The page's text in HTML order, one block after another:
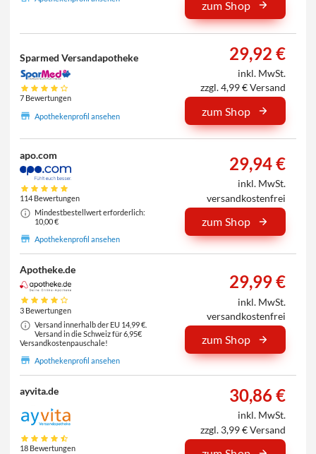
zum Shop
Sparmed Versandapotheke
7 Bewertungen
Apothekenprofil ansehen
29,92 €
inkl. MwSt.
zzgl. 4,99 € Versand
zum Shop
apo.com
114 Bewertungen
Mindestbestellwert erforderlich:
10,00 €
Apothekenprofil ansehen
29,94 €
inkl. MwSt.
versandkostenfrei
zum Shop
Apotheke.de
3 Bewertungen
Versand innerhalb der EU 14,99 €.
Versand in die Schweiz für 6,95€
Versandkostenpauschale!
Apothekenprofil ansehen
29,99 €
inkl. MwSt.
versandkostenfrei
zum Shop
ayvita.de
18 Bewertungen
30,86 €
inkl. MwSt.
zzgl. 3,99 € Versand